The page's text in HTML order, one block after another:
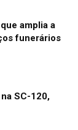
amplia a
funerários
SC-120,